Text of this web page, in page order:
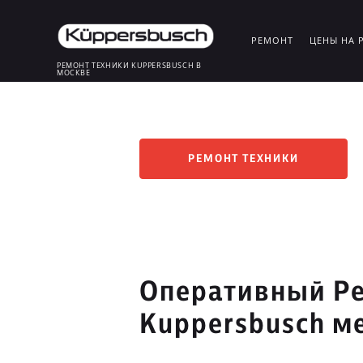
РЕМОНТ ТЕХНИКИ KUPPERSBUSCH В
МОСКВЕ
РЕМОНТ ЦЕНЫ НА
РЕМОНТ ТЕХНИКИ
Оперативный
Kuppersbusch